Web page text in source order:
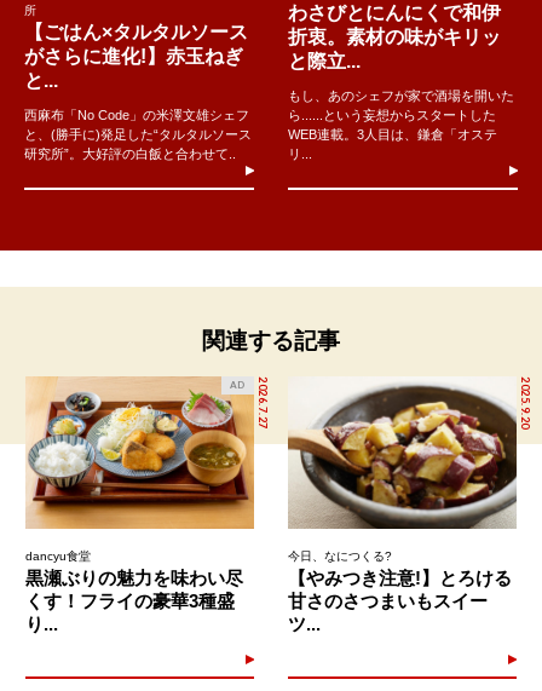
所
【ごはん×タルタルソース
がさらに進化!】赤玉ねぎ
と...
西麻布「No Code」の米澤文雄シェフ
と、(勝手に)発足した“タルタルソース
研究所”。大好評の白飯と合わせて..
わさびとにんにくで和伊
折衷。素材の味がキリッ
と際立...
もし、あのシェフが家で酒場を開いた
ら......という妄想からスタートした
WEB連載。3人目は、鎌倉「オステ
リ...
関連する記事
2026.7.27
AD
dancyu食堂
黒瀬ぶりの魅力を味わい尽
くす！フライの豪華3種盛
り...
2025.9.20
今日、なにつくる?
【やみつき注意!】とろける
甘さのさつまいもスイー
ツ...